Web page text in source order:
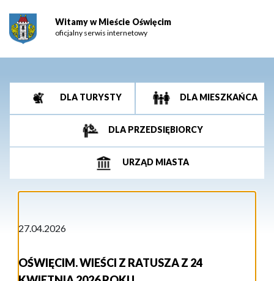
Witamy w Mieście Oświęcim
oficjalny serwis internetowy
DLA TURYSTY DLA MIESZKAŃCA
DLA PRZEDSIĘBIORCY
URZĄD MIASTA
27.04.2026
OŚWIĘCIM. WIEŚCI Z RATUSZA Z 24